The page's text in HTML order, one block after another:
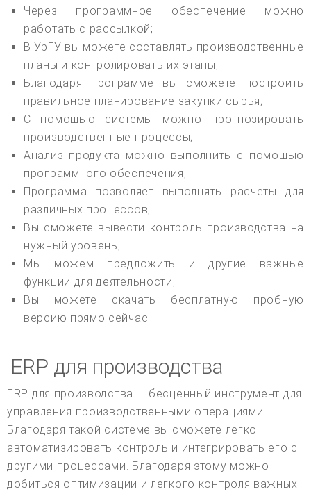
Через программное обеспечение можно
работать с рассылкой;
В УрГУ вы можете составлять производственные
планы и контролировать их этапы;
Благодаря программе вы сможете построить
правильное планирование закупки сырья;
С помощью системы можно прогнозировать
производственные процессы;
Анализ продукта можно выполнить с помощью
программного обеспечения;
Программа позволяет выполнять расчеты для
различных процессов;
Вы сможете вывести контроль производства на
нужный уровень;
Мы можем предложить и другие важные
функции для деятельности;
Вы можете скачать бесплатную пробную
версию прямо сейчас.
ERP для производства
ERP для производства — бесценный инструмент для
управления производственными операциями.
Благодаря такой системе вы сможете легко
автоматизировать контроль и интегрировать его с
другими процессами. Благодаря этому можно
добиться оптимизации и легкого контроля важных